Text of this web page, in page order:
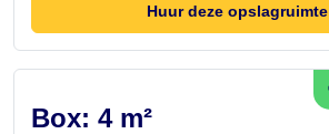
Huur deze opslagruimte
Box: 4 m²